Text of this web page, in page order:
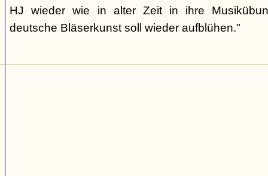
HJ wieder wie in alter Zeit in ihre
deutsche Bläserkunst soll wieder aufblühen."